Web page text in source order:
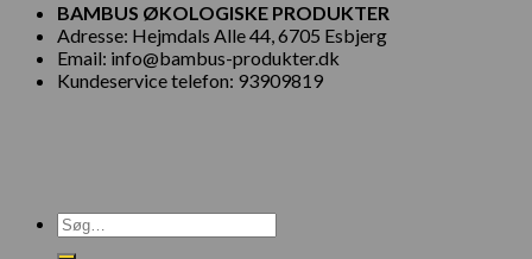
BAMBUS ØKOLOGISKE PRODUKTER
Adresse: Hejmdals Alle 44, 6705 Esbjerg
Email: info@bambus-produkter.dk
Kundeservice telefon: 93909819
Søg
efter: